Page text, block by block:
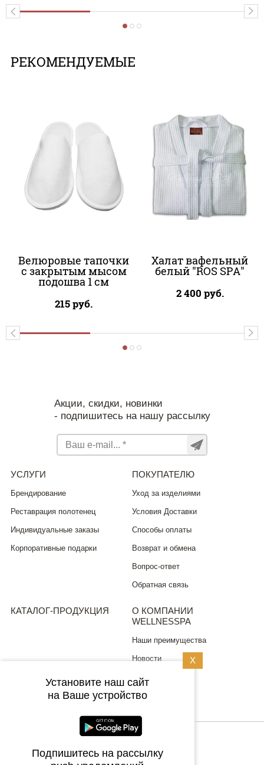
РЕКОМЕНДУЕМЫЕ
Велюровые тапочки
с закрытым мысом
подошва 1 см
215руб.
Халат вафельный
белый "ROS SPA"
2 400 руб.
Акции, скидки, новинки
- подпишитесь на нашу рассылку
УСЛУГИ
Брендирование
Реставрация полотенец
Индивидуальные заказы
Корпоративные подарки
ПОКУПАТЕЛЮ
Уход за изделиями
Условия Доставки
Способы оплаты
Возврат и обмена
Вопрос-ответ
Обратная связь
КАТАЛОГ-ПРОДУКЦИЯ
О КОМПАНИИ
WELLNESSPA
Наши преимущества
Новости
ПОЛИТИКА
КОНФИДЕНЦИАЛЬНОСТИ
8 (499) 704 0315
+7 (925) 746 8092
X
Установите наш сайт
на Ваше устройство
Подпишитесь на рассылку